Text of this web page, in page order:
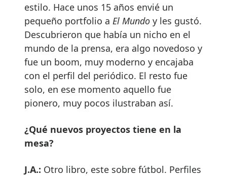
estilo. Hace unos 15 años envié un
pequeño portfolio a El Mundo y les gustó.
Descubrieron que había un nicho en el
mundo de la prensa, era algo novedoso y
fue un boom, muy moderno y encajaba
con el perfil del periódico. El resto fue
solo, en ese momento aquello fue
pionero, muy pocos ilustraban así.
¿Qué nuevos proyectos tiene en la
mesa?
J.A.: Otro libro, este sobre fútbol. Perfiles